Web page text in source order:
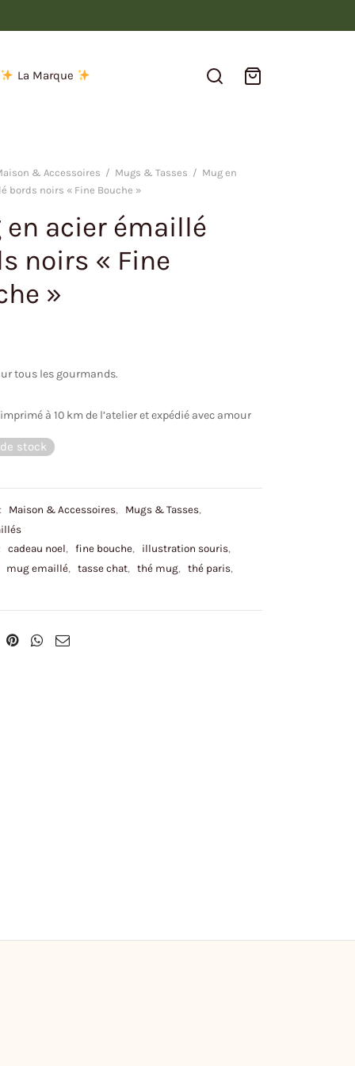
La Marque
& Accessoires / Mugs & Tasses / Mug en
bords noirs « Fine Bouche »
en acier émaillé
noirs « Fine
»
tous les gourmands.
à 10 km de l’atelier et expédié avec amour
stock
Maison & Accessoires, Mugs & Tasses,
cadeau noel, fine bouche, illustration souris,
mug emaillé, tasse chat, thé mug, thé paris,